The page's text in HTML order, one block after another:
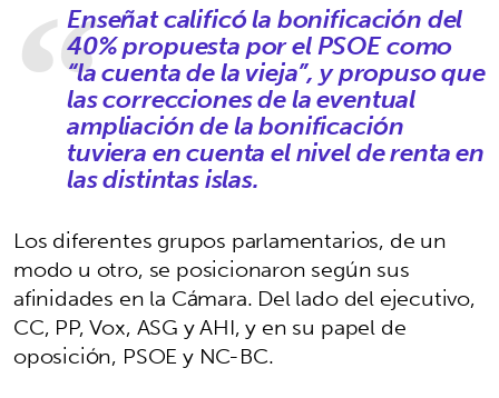
Enseñat calificó la bonificación del
40% propuesta por el PSOE como
“la cuenta de la vieja”, y propuso que
las correcciones de la eventual
ampliación de la bonificación
tuviera en cuenta el nivel de renta en
las distintas islas.
Los diferentes grupos parlamentarios, de un
modo u otro, se posicionaron según sus
afinidades en la Cámara. Del lado del ejecutivo,
CC, PP, Vox, ASG y AHI, y en su papel de
oposición, PSOE y NC-BC.